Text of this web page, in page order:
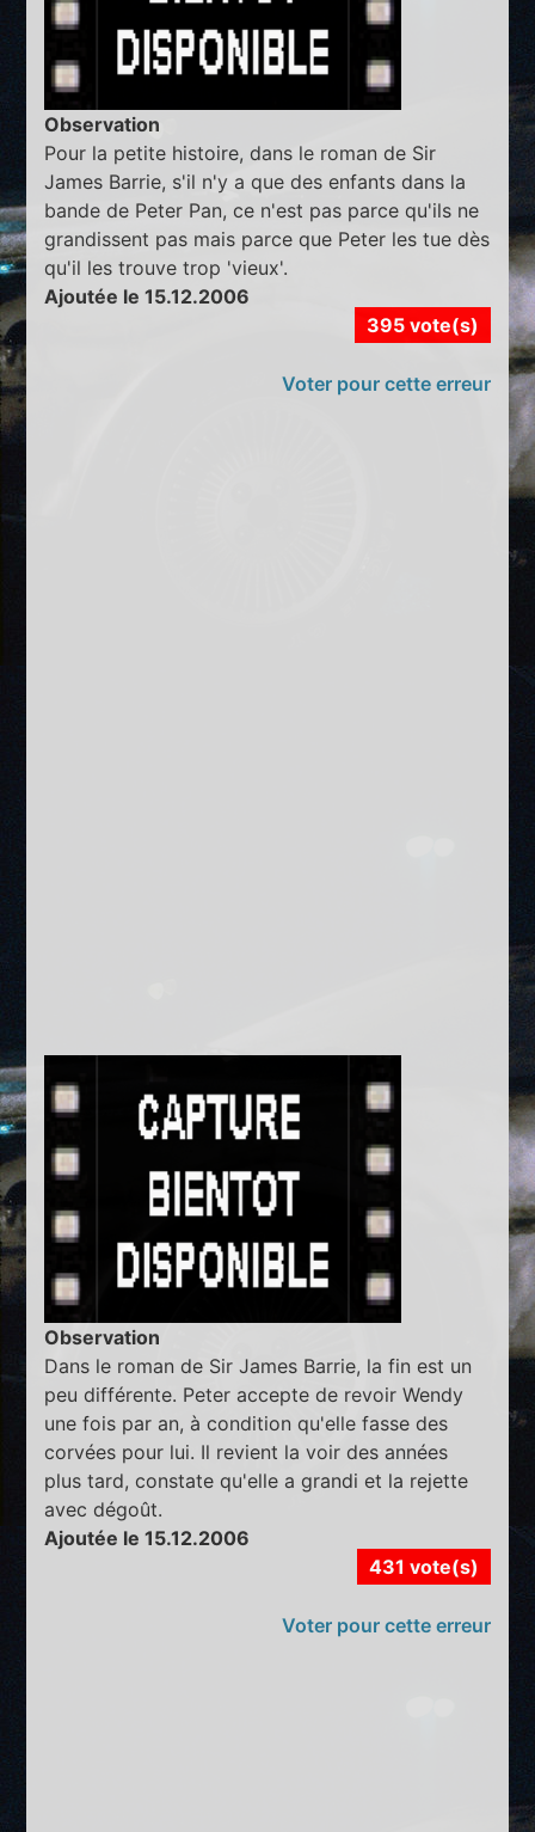
Observation
Pour la petite histoire, dans le roman de Sir
James Barrie, s'il n'y a que des enfants dans la
bande de Peter Pan, ce n'est pas parce qu'ils ne
grandissent pas mais parce que Peter les tue dès
qu'il les trouve trop 'vieux'.
Ajoutée le 15.12.2006
395 vote(s)
Voter pour cette erreur
Observation
Dans le roman de Sir James Barrie, la fin est un
peu différente. Peter accepte de revoir Wendy
une fois par an, à condition qu'elle fasse des
corvées pour lui. Il revient la voir des années
plus tard, constate qu'elle a grandi et la rejette
avec dégoût.
Ajoutée le 15.12.2006
431 vote(s)
Voter pour cette erreur